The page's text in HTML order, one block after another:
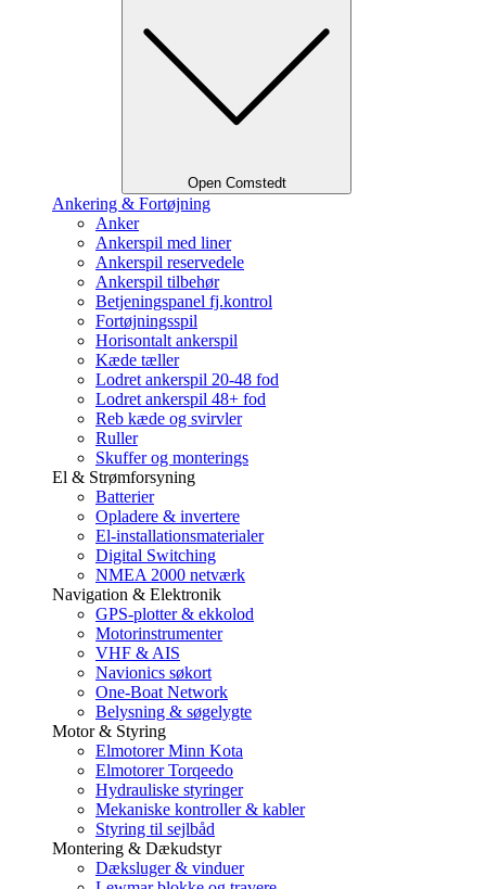
Open Comstedt
Ankering & Fortøjning
Anker
Ankerspil med liner
Ankerspil reservedele
Ankerspil tilbehør
Betjeningspanel fj.kontrol
Fortøjningsspil
Horisontalt ankerspil
Kæde tæller
Lodret ankerspil 20-48 fod
Lodret ankerspil 48+ fod
Reb kæde og svirvler
Ruller
Skuffer og monterings
El & Strømforsyning
Batterier
Opladere & invertere
El-installationsmaterialer
Digital Switching
NMEA 2000 netværk
Navigation & Elektronik
GPS-plotter & ekkolod
Motorinstrumenter
VHF & AIS
Navionics søkort
One-Boat Network
Belysning & søgelygte
Motor & Styring
Elmotorer Minn Kota
Elmotorer Torqeedo
Hydrauliske styringer
Mekaniske kontroller & kabler
Styring til sejlbåd
Montering & Dækudstyr
Dæksluger & vinduer